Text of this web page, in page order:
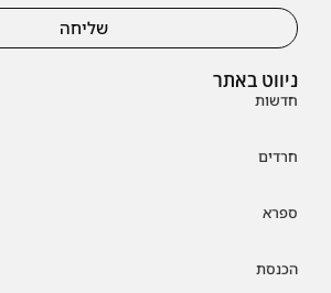
ניווט באתר
חדשות
חרדים
ספרא
הכנסת
שליחה